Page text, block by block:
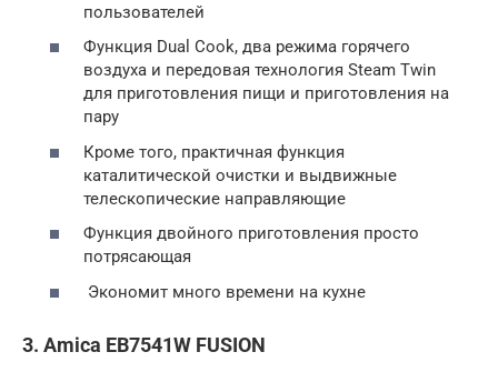
пользователей
Функция Dual Cook, два режима горячего
воздуха и передовая технология Steam Twin
для приготовления пищи и приготовления на
пару
Кроме того, практичная функция
каталитической очистки и выдвижные
телескопические направляющие
Функция двойного приготовления просто
потрясающая
Экономит много времени на кухне
3. Amica EB7541W FUSION